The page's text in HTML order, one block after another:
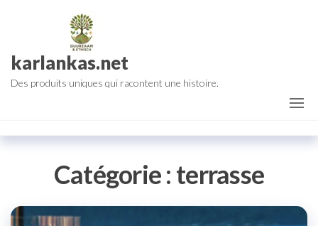
karlankas.net
Des produits uniques qui racontent une histoire.
Catégorie : terrasse